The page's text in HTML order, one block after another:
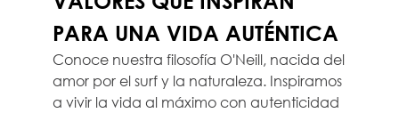
PARA UNA VIDA AUTÉNTICA
Conoce nuestra filosofía O'Neill, nacida del
amor por el surf y la naturaleza. Inspiramos
a vivir la vida al máximo con autenticidad